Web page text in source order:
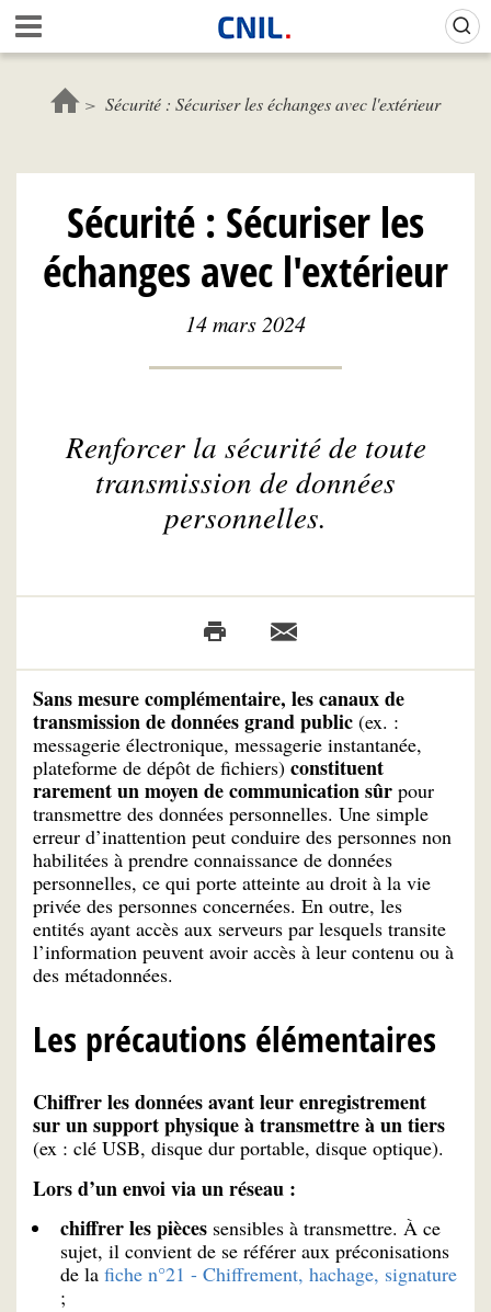
Aller
au
contenu
c
l
C
N
I
L
Sécurité : Sécuriser les échanges avec l'extérieur
Sécurité : Sécuriser les
échanges avec l'extérieur
14 mars 2024
Renforcer la sécurité de toute
transmission de données
personnelles.
Sans mesure complémentaire, les canaux de
transmission de données grand public (ex. :
messagerie électronique, messagerie instantanée,
plateforme de dépôt de fichiers) constituent
rarement un moyen de communication sûr pour
transmettre des données personnelles. Une simple
erreur d’inattention peut conduire des personnes non
habilitées à prendre connaissance de données
personnelles, ce qui porte atteinte au droit à la vie
privée des personnes concernées. En outre, les
entités ayant accès aux serveurs par lesquels transite
l’information peuvent avoir accès à leur contenu ou à
des métadonnées.
Les précautions élémentaires
Chiffrer les données avant leur enregistrement
sur un support physique à transmettre à un tiers
(ex : clé USB, disque dur portable, disque optique).
Lors d’un envoi via un réseau :
chiffrer les pièces sensibles à transmettre. À ce
sujet, il convient de se référer aux préconisations
de la fiche n°21 - Chiffrement, hachage, signature
;
Gestion de vos préférences sur les cookies (témoins de connexion)